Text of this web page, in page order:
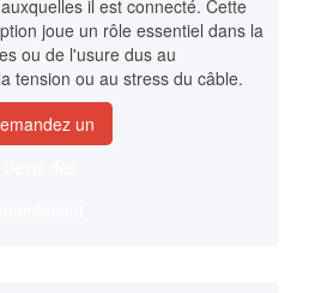
il est connecté. Cette
joue un rôle essentiel dans la
ou de l'usure dus au
tension ou au stress du câble.
un